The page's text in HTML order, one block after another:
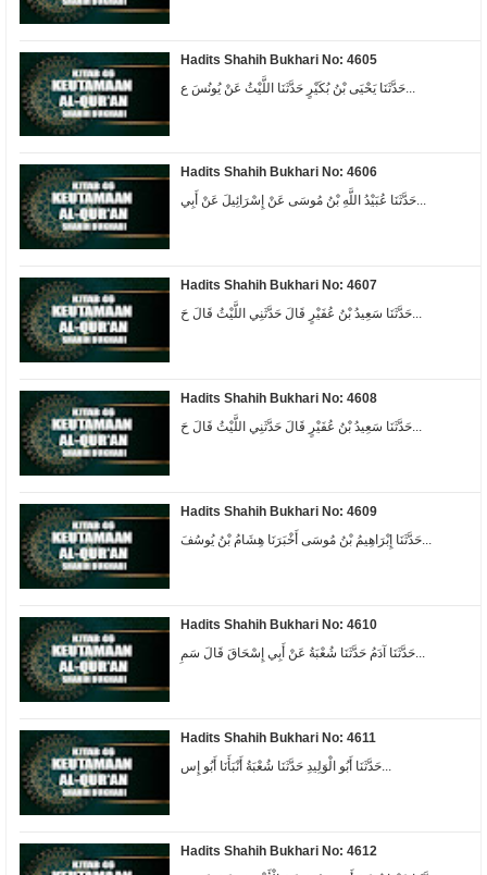
Hadits Shahih Bukhari No: 4605
Hadits Shahih Bukhari No: 4606
حَدَّثَنَا عُبَيْدُ اللَّهِ بْنُ مُوسَى عَنْ إِسْرَائِيلَ عَنْ أَبِي...
Hadits Shahih Bukhari No: 4607
حَدَّثَنَا سَعِيدُ بْنُ عُفَيْرٍ قَالَ حَدَّثَنِي اللَّيْثُ قَالَ حَ...
Hadits Shahih Bukhari No: 4608
حَدَّثَنَا سَعِيدُ بْنُ عُفَيْرٍ قَالَ حَدَّثَنِي اللَّيْثُ قَالَ حَ...
Hadits Shahih Bukhari No: 4609
حَدَّثَنَا إِبْرَاهِيمُ بْنُ مُوسَى أَخْبَرَنَا هِشَامُ بْنُ يُوسُفَ...
Hadits Shahih Bukhari No: 4610
حَدَّثَنَا آدَمُ حَدَّثَنَا شُعْبَةُ عَنْ أَبِي إِسْحَاقَ قَالَ سَمِ...
Hadits Shahih Bukhari No: 4611
Hadits Shahih Bukhari No: 4612